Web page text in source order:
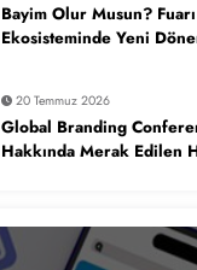
Bayim Olur Musun?
Ekosisteminde Yeni
20 Temmuz 2026
Global Branding
Hakkında Merak Edilen